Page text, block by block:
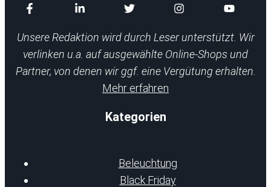
Unsere Redaktion wird durch Leser unterstützt. Wir
verlinken u.a. auf ausgewählte Online-Shops und
Partner, von denen wir ggf. eine Vergütung erhalten.
Mehr erfahren
Kategorien
Beleuchtung
Black Friday